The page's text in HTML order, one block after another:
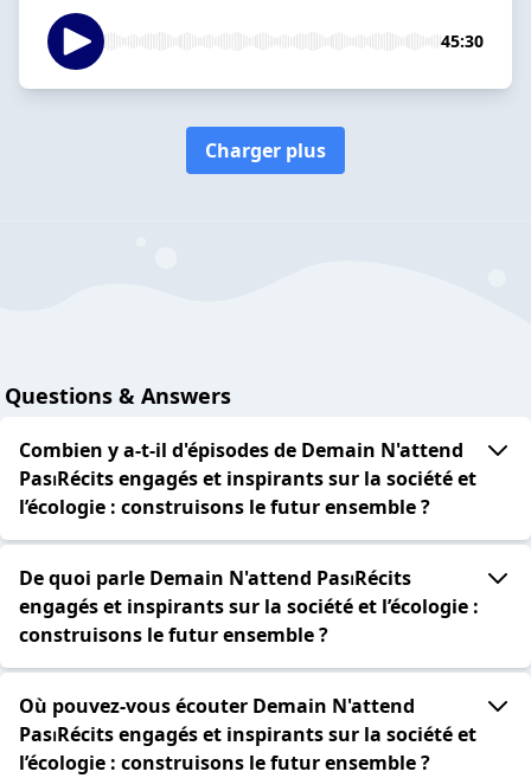
45:30
Charger plus
Questions & Answers
Combien y a-t-il d'épisodes de Demain N'attend
Pas⏐Récits engagés et inspirants sur la société et
l’écologie : construisons le futur ensemble ?
De quoi parle Demain N'attend Pas⏐Récits
engagés et inspirants sur la société et l’écologie :
construisons le futur ensemble ?
Où pouvez-vous écouter Demain N'attend
Pas⏐Récits engagés et inspirants sur la société et
l’écologie : construisons le futur ensemble ?